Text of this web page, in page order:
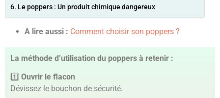
Le poppers : Un produit chimique dangereux
A lire aussi : Comment choisir son poppers ?
La méthode d’utilisation du poppers à retenir :
1️⃣ Ouvrir le flacon
Dévissez le bouchon de sécurité.